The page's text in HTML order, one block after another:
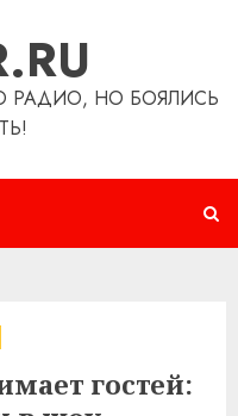
РАДИО, НО БОЯЛИСЬ
гостей: